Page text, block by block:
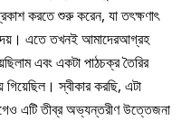
করতে শুরু করেন, যা তৎক্ষণাৎ
দেয়। এতে তখনই আমাদেরআগ্রহ
এবং একটা পাঠচক্র তৈরির
গিয়েছিল। স্বীকার করছি, এটা
এটি তীব্র অভ্যন্তরীণ উত্তেজনা